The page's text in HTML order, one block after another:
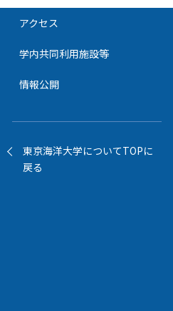
アクセス
学内共同利用施設等
情報公開
東京海洋大学についてTOPに
戻る